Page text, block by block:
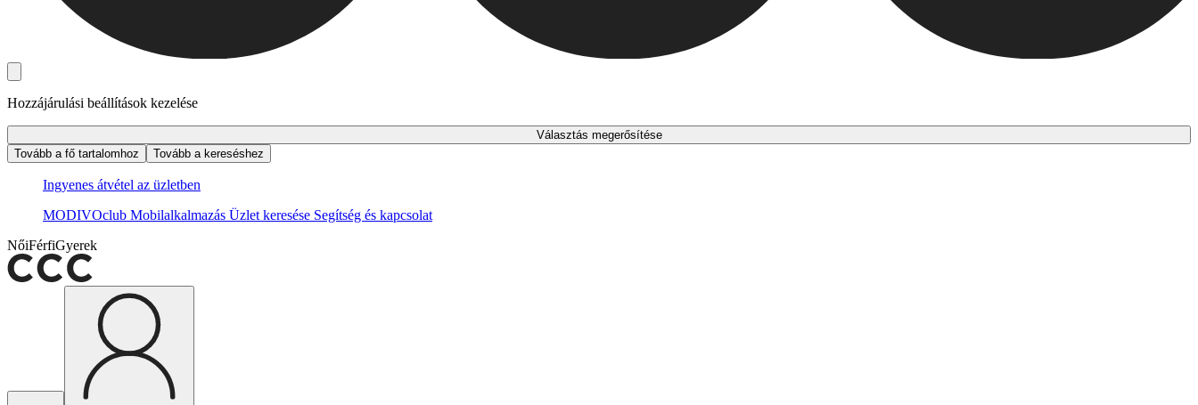
Hozzájárulási beállítások kezelése
Választás megerősítése
Tovább a fő tartalomhoz
Tovább a kereséshez
Ingyenes átvétel az üzletben
MODIVOclub Mobilalkalmazás Üzlet keresése Segítség és kapcsolat
NőiFérfiGyerek